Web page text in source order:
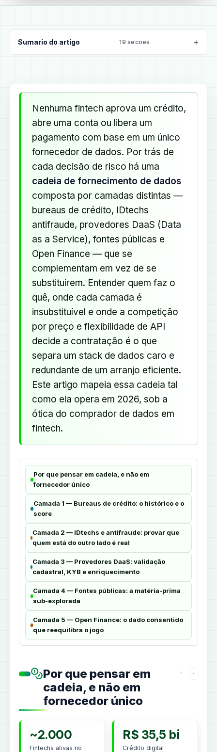
Sumario do artigo 19 secoes
Nenhuma fintech aprova um crédito,
abre uma conta ou libera um
pagamento com base em um único
fornecedor de dados. Por trás de
cada decisão de risco há uma
cadeia de fornecimento de dados
composta por camadas distintas —
bureaus de crédito, IDtechs
antifraude, provedores DaaS (Data
as a Service), fontes públicas e
Open Finance — que se
complementam em vez de se
substituírem. Entender quem faz o
quê, onde cada camada é
insubstituível e onde a competição
por preço e flexibilidade de API
decide a contratação é o que
separa um stack de dados caro e
redundante de um arranjo eficiente.
Este artigo mapeia essa cadeia tal
como ela opera em 2026, sob a
ótica do comprador de dados em
fintech.
Por que pensar em cadeia, e não em
fornecedor único
Camada 1 — Bureaus de crédito: o histórico e o
score
Camada 2 — IDtechs e antifraude: provar que
quem está do outro lado é real
Camada 3 — Provedores DaaS: validação
cadastral, KYB e enriquecimento
Camada 4 — Fontes públicas: a matéria-prima
sub-explorada
Camada 5 — Open Finance: o dado consentido
que reequilibra o jogo
Por que pensar em
cadeia, e não em
fornecedor único
~2.000
Fintechs ativas no
R$ 35,5 bi
Crédito digital